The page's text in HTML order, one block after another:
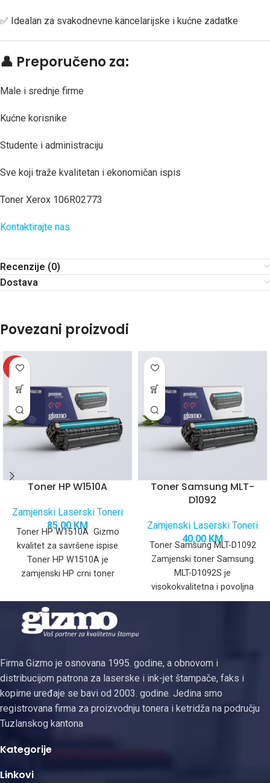
✅ Idealan za svakodnevne kancelarijske i kućne zadatke
👤 Preporučeno za:
Male i srednje firme
Kućne korisnike
Studente i administraciju
Sve koji traže kvalitetan i ekonomičan ispis
Toner Xerox 106R02773
Kontaktirajte nas
Recenzije (0)
Dostava
Povezani proizvodi
HOT
Toner HP W1510A
Zamjenski Laserski Toneri
85,00KM
Toner HP W1510A Gizmo
kvalitet za savršene ispise
Toner HP W1510A je
zamjenski HP crni toner
Toner Samsung MLT-
D1092
Zamjenski Laserski Toneri
40,00 KM
Toner Samsung MLT-D1092
Zamjenski toner Samsung
MLT-D1092S je
visokokvalitetna i povoljna
zamjena za originalni
Firma Gizmo je osnovana 1995. godine, a obnovom i
distribucijom patrona za laserske i ink-jet štampače, faks i
kopirne uređaje se bavi od 2003. godine. Jedina smo
registrovana firma za proizvodnju tonera i ketridža na području
Tuzlanskog kantona
Kategorije
Linkovi